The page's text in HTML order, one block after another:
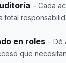
– Cada
total
en roles – Dé
que